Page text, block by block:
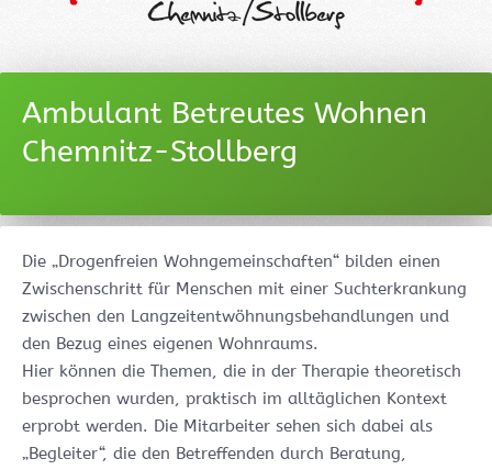
Ambulant Betreutes Wohnen
Chemnitz-Stollberg
Die „Drogenfreien Wohngemeinschaften“ bilden einen
Zwischenschritt für Menschen mit einer Suchterkrankung
zwischen den Langzeitentwöhnungsbehandlungen und
den Bezug eines eigenen Wohnraums.
Hier können die Themen, die in der Therapie theoretisch
besprochen wurden, praktisch im alltäglichen Kontext
erprobt werden. Die Mitarbeiter sehen sich dabei als
„Begleiter“, die den Betreffenden durch Beratung,